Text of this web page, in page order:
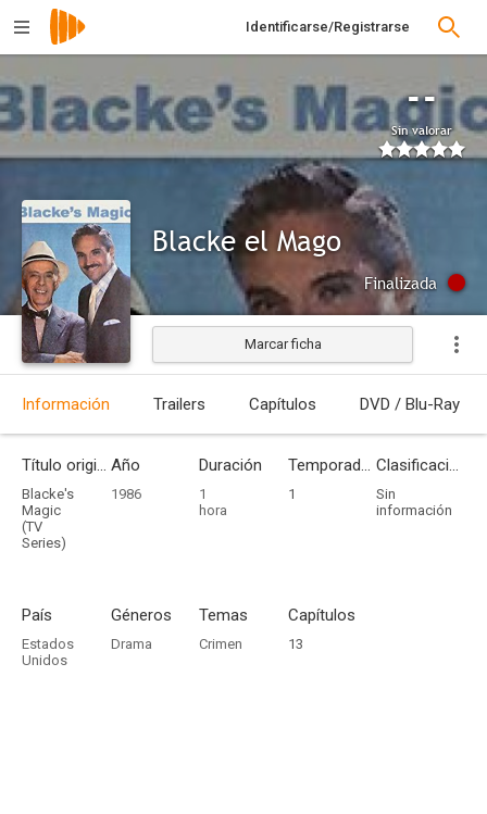
Identificarse/Registrarse
--
Sin valorar
Blacke el Mago
Finalizada
Marcar ficha
Información Trailers Capítulos DVD / Blu-Ray
Título original
Blacke's
Magic
(TV
Series)
Año
1986
Duración
1
hora
Temporadas
1
Clasificación por edades
Sin
información
País
Estados
Unidos
Géneros
Drama
Temas
Crimen
Capítulos
13